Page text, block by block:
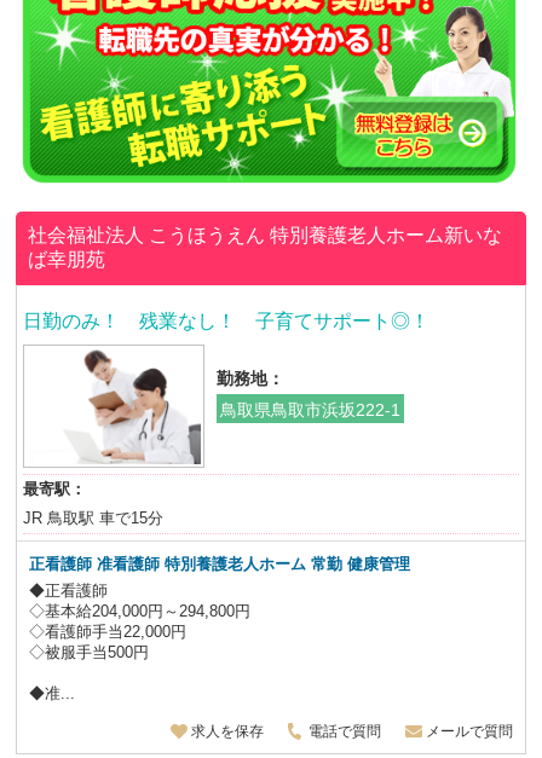
社会福祉法人 こうほうえん特別養護老人ホーム新いな
ば幸朋苑
日勤のみ！ 残業なし！ 子育てサポート◎！
勤務地：
鳥取県鳥取市浜坂222-1
最寄駅：
JR 鳥取駅 車で15分
正看護師 准看護師 特別養護老人ホーム 常勤 健康管理
◆正看護師
◇基本給204,000円～294,800円
◇看護師手当22,000円
◇被服手当500円
◆准...
求人を保存 電話で質問 メールで質問